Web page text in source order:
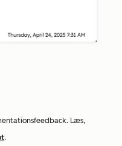
Læs,
.